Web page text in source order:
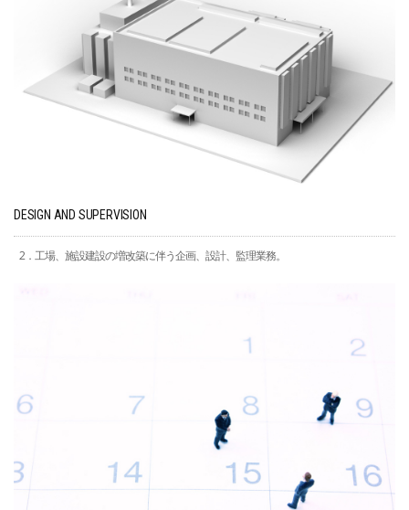
DESIGN AND SUPERVISION
2．工場、施設建設の増改築に伴う企画、設計、監理業務。